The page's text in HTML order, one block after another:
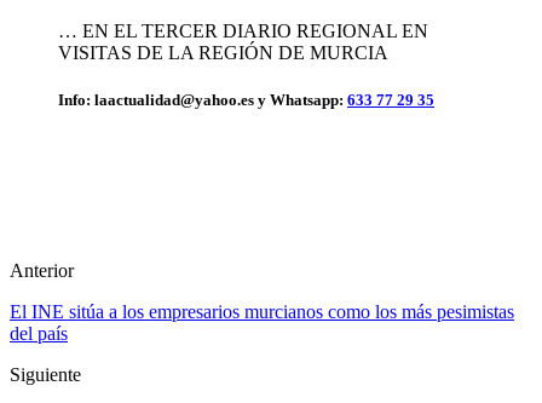
… EN EL TERCER DIARIO REGIONAL EN
VISITAS DE LA REGIÓN DE MURCIA
Info: laactualidad@yahoo.es y Whatsapp: 633 77 29 35
Anterior
El INE sitúa a los empresarios murcianos como los más pesimistas
del país
Siguiente